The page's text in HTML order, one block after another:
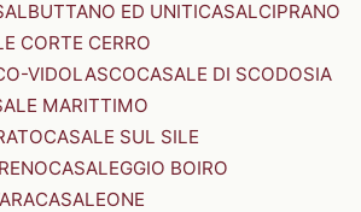
ED UNITICASALCIPRANO
CORTE CERRO
VIDOLASCOCASALE DI SCODOSIA
MARITTIMO
CASALE SUL SILE
CASALEGGIO BOIRO
CASALEONE